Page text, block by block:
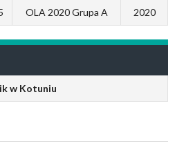
OLA 2020 Grupa A 2020
w Kotuniu